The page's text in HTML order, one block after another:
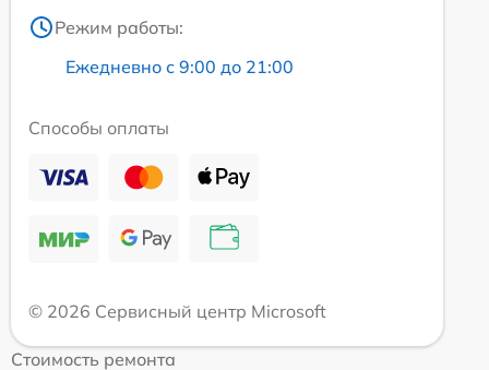
Режим работы:
Ежедневно с 9:00 до 21:00
Способы оплаты
© 2026 Сервисный центр Microsoft
Стоимость ремонта